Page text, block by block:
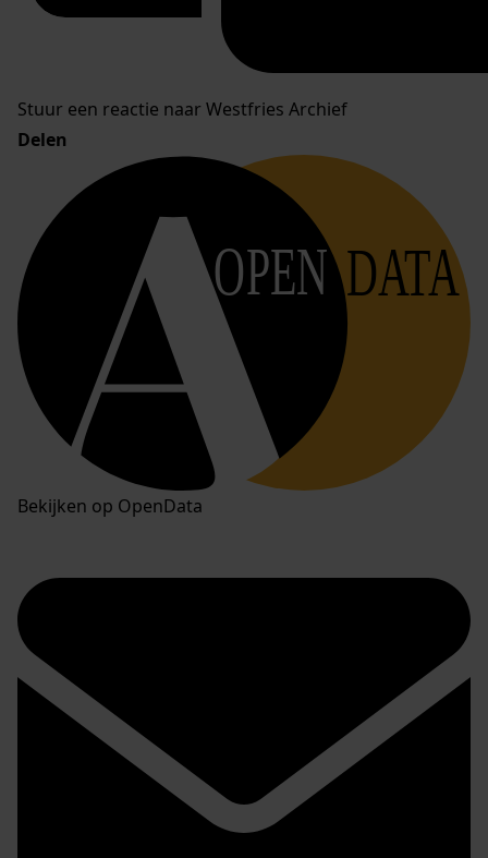
Stuur een reactie naar Westfries Archief
Delen
OPEN DATA
Bekijken op OpenData